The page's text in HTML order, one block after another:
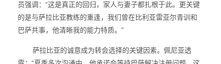
员强调：“这是真正的回归，家人与妻子都扎根于此。更关键
的是与萨拉比亚教练的重逢，我们曾在比利亚雷亚尔青训和
巴萨共事，他清晰我的能力特质。”
萨拉比亚的诚意成为转会选择的关键因素。佩尼亚透